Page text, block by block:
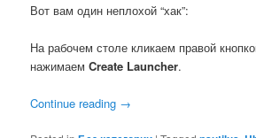
Вот вам один неплохой “хак”:
На рабочем столе кликаем правой
нажимаемCreate Launcher.
Continue reading →